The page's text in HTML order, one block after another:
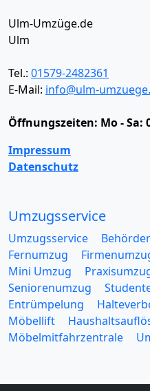
Ulm-Umzüge.de
Ulm
Tel.: 01579-2482361
E-Mail: info@ulm-
Öffnungszeiten: Mo - Sa:
Impressum
Datenschutz
Umzugsservice
Umzugsservice
Fernumzug
Mini Umzug
Seniorenumzug
Entrümpelung
Möbellift
Möbelmitfahrzentrale